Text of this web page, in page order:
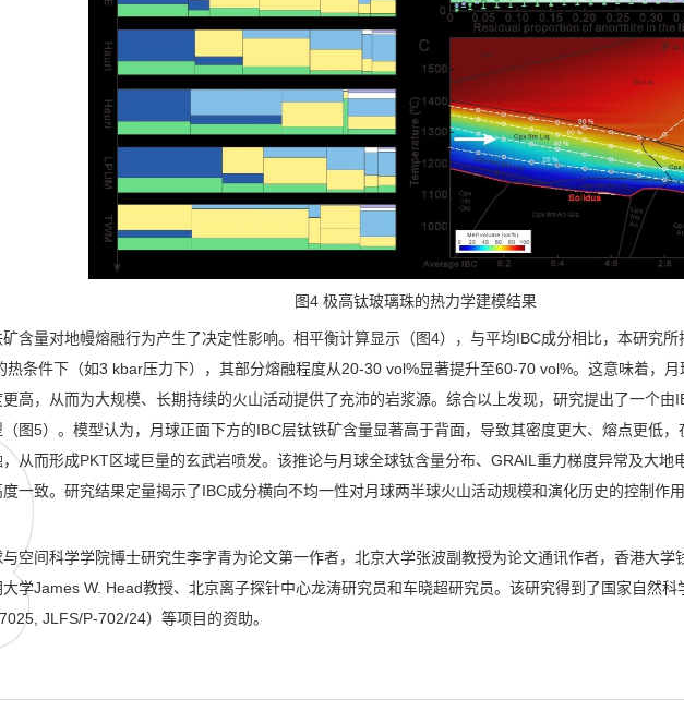
图4 极高钛玻璃珠的热力学建模结果
含量对地幔熔融行为产生了决定性影响。相平衡计算显示（图4），与平均IBC成分相比，本研究所
热条件下（如3 kbar压力下），其部分熔融程度从20-30 vol%显著提升至60-70 vol%。这意味着，月
高，从而为大规模、长期持续的火山活动提供了充沛的岩浆源。综合以上发现，研究提出了一个由
图5）。模型认为，月球正面下方的IBC层钛铁矿含量显著高于背面，导致其密度更大、熔点更低
从而形成PKT区域巨量的玄武岩喷发。该推论与月球全球钛含量分布、 GRAIL 重力梯度异常及大地
一致。研究结果定量揭示了IBC成分横向不均一性对月球两半球火山活动规模和演化历史的控制作
空间科学学院博士研究生李字青为论文第一作者，北京大学张波副教授为论文通讯作者，香港大
学James W. Head教授、北京离子探针中心龙涛研究员和车晓超研究员。该研究得到了国家自然科
JLFS/P-702/24）等项目的资助。